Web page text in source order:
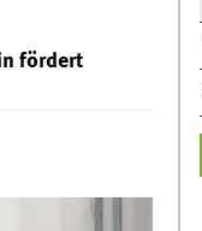
fördert